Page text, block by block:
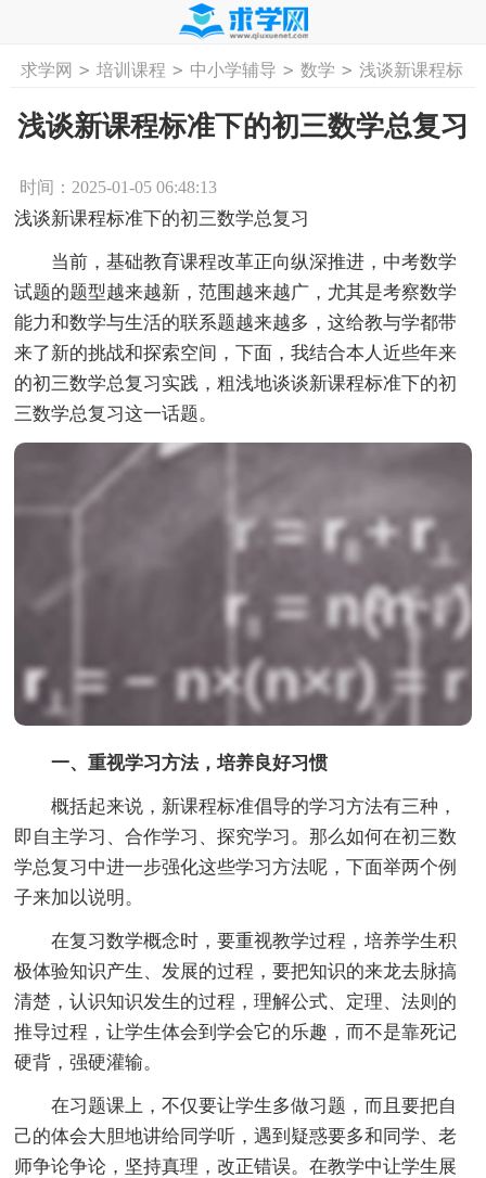
首页 工作计划 活动计划 学习计划
求学网 > 培训课程 > 中小学辅导 > 数学 > 浅谈新课程标
浅谈新课程标准下的初三数学总复习
时间：2025-01-05 06:48:13
浅谈新课程标准下的初三数学总复习
当前，基础教育课程改革正向纵深推进，中考数学
试题的题型越来越新，范围越来越广，尤其是考察数学
能力和数学与生活的联系题越来越多，这给教与学都带
来了新的挑战和探索空间，下面，我结合本人近些年来
的初三数学总复习实践，粗浅地谈谈新课程标准下的初
三数学总复习这一话题。
一、重视学习方法，培养良好习惯
概括起来说，新课程标准倡导的学习方法有三种，
即自主学习、合作学习、探究学习。那么如何在初三数
学总复习中进一步强化这些学习方法呢，下面举两个例
子来加以说明。
在复习数学概念时，要重视教学过程，培养学生积
极体验知识产生、发展的过程，要把知识的来龙去脉搞
清楚，认识知识发生的过程，理解公式、定理、法则的
推导过程，让学生体会到学会它的乐趣，而不是靠死记
硬背，强硬灌输。
在习题课上，不仅要让学生多做习题，而且要把自
己的体会大胆地讲给同学听，遇到疑惑要多和同学、老
师争论争论，坚持真理，改正错误。在教学中让学生展